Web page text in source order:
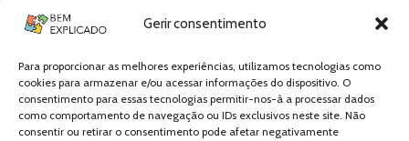
Gerir consentimento
Para proporcionar as melhores experiências, utilizamos tecnologias como
cookies para armazenar e/ou acessar informações do dispositivo. O
consentimento para essas tecnologias permitir-nos-à a processar dados
como comportamento de navegação ou IDs exclusivos neste site. Não
consentir ou retirar o consentimento pode afetar negativamente
Learn how your comment data is